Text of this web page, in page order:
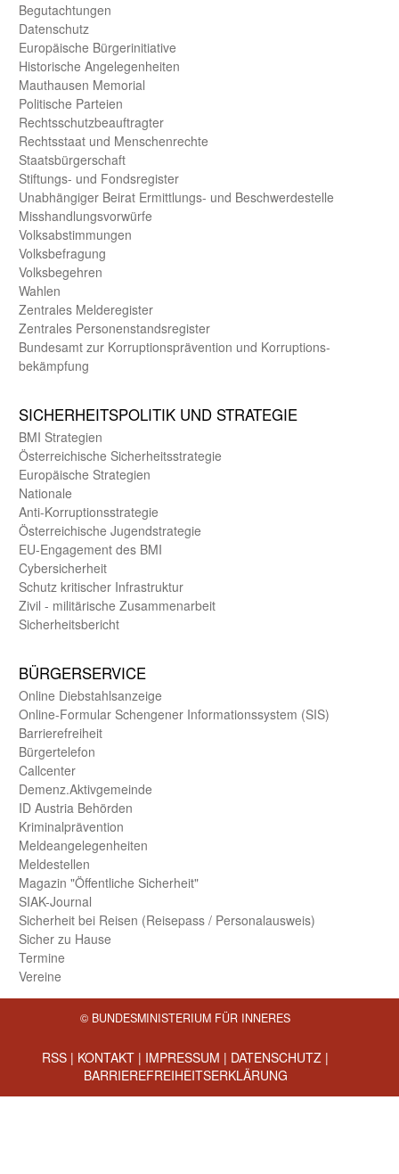
Begut­achtungen
Daten­schutz
Europäische Bürger­initiative
Historische Angelegen­heiten
Mauthausen Memorial
Politische Parteien
Rechts­schutz­beauftragter
Rechts­staat und Menschen­rechte
Staats­bürger­schaft
Stiftungs- und Fonds­register
Unab­hängiger Beirat Ermittlungs- und Beschwerde­stelle
Misshandlungs­vorwürfe
Volks­abstimmungen
Volks­befragung
Volks­begehren
Wahlen
Zentrales Melde­register
Zentrales Personen­stands­register
Bundes­amt zur Korrup­tions­prävention und Korrup­tions­
bekämpfung
SICHER­HEITS­POLITIK UND STRATEGIE
BMI Strategien
Öster­reichische Sicherheits­strategie
Europäische Strategien
Nationale
Anti-Korruptions­strategie
Öster­reichische Jugend­strategie
EU-Engagement des BMI
Cybersicherheit
Schutz kritischer Infra­struktur
Zivil - militärische Zusammen­arbeit
Sicherheits­bericht
BÜRGER­SERVICE
Online Diebstahls­anzeige
Online-Formular Schengener Informationssystem (SIS)
Barriere­freiheit
Bürger­telefon
Call­center
Demenz.Aktiv­gemeinde
ID Austria Behörden
Kriminal­prävention
Melde­an­ge­le­gen­heiten
Meld­estellen
Magazin "Öffentliche Sicherheit"
SIAK-Journal
Sicherheit bei Reisen (Reise­pass / Personal­ausweis)
Sicher zu Hause
Termine
Vereine
© BUNDESMINISTERIUM FÜR INNERES
RSS | KONTAKT | IMPRESSUM | DATENSCHUTZ |
BARRIEREFREIHEITSERKLÄRUNG